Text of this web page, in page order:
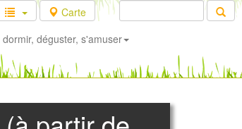
Carte
dormir, déguster, s'amuser